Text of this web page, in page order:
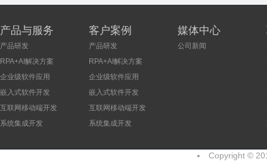
产品与服务
产品研发
RPA+AI解决方案
企业级软件应用
嵌入式软件开发
互联网移动端开发
系统集成开发
客户案例
产品研发
RPA+AI解决方案
企业级软件应用
嵌入式软件开发
互联网移动端开发
系统集成开发
媒体中心
公司新闻
Copyright ©